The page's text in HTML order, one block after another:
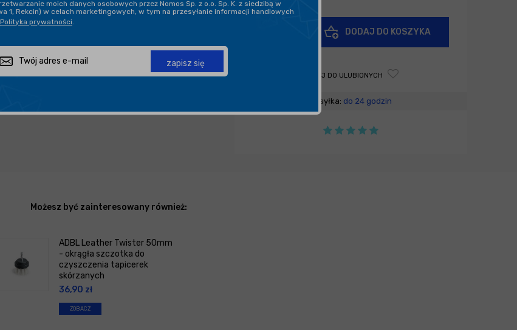
PROFESJONALNE DORADZTWO
Udostępnij
DODAJ DO KOSZYKA
DODAJ DO ULUBIONYCH
Wysyłka: do 24 godzin
Możesz być zainteresowany również:
ADBL Leather Twister 50mm
- okrągła szczotka do
czyszczenia tapicerek
skórzanych
36,90 zł
ZOBACZ
moich danych osobowych przez Nomos Sp. z o.o. Sp. K. z siedzibą w
1, Rekcin) w celach marketingowych, w tym na przesyłanie informacji handlowych
Polityka prywatności
zapisz się